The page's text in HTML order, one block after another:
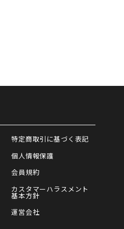
特定商取引に基づく表記
個人情報保護
会員規約
カスタマーハラスメント
基本方針
運営会社